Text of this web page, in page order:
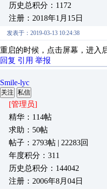
历史总积分：1172
注册：2018年1月15日
发表于：2019-03-13 10:24:38
重启的时候，点击屏幕，进入
回复 引用 举报
Smile-lyc
关注 私信
[管理员]
精华：114帖
求助：50帖
帖子：2793帖 | 22283回
年度积分：311
历史总积分：144042
注册：2006年8月04日